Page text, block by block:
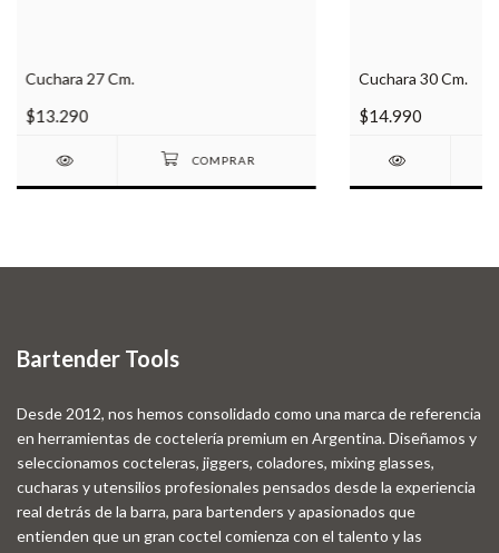
Cuchara 27 Cm.
$13.290
Cuchara 30 Cm.
$14.990
Bartender Tools
Desde 2012, nos hemos consolidado como una marca de referencia
en herramientas de coctelería premium en Argentina. Diseñamos y
seleccionamos cocteleras, jiggers, coladores, mixing glasses,
cucharas y utensilios profesionales pensados desde la experiencia
real detrás de la barra, para bartenders y apasionados que
entienden que un gran coctel comienza con el talento y las